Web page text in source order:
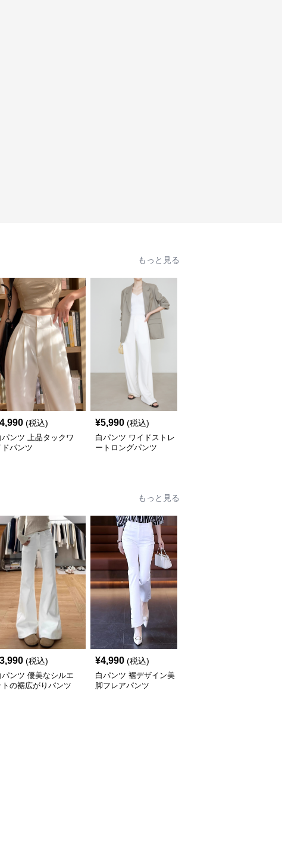
もっと見る
4,990 (税込)
パンツ 上品タックワ
ドパンツ
¥5,990 (税込)
白パンツ ワイドストレ
ートロングパンツ
もっと見る
3,990 (税込)
パンツ 優美なシルエ
トの裾広がりパンツ
¥4,990 (税込)
白パンツ 裾デザイン美
脚フレアパンツ